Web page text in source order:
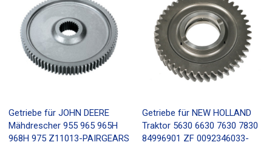
Getriebe für JOHN DEERE
Mähdrescher 955 965 965H
968H 975 Z11013-PAIRGEARS
Getriebe für NEW HOLLAND
Traktor 5630 6630 7630 7830
84996901 ZF 0092346033-